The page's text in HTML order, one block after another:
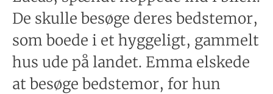
De skulle besøge deres bedstemor,
som boede i et hyggeligt, gammelt
hus ude på landet. Emma elskede
at besøge bedstemor, for hun